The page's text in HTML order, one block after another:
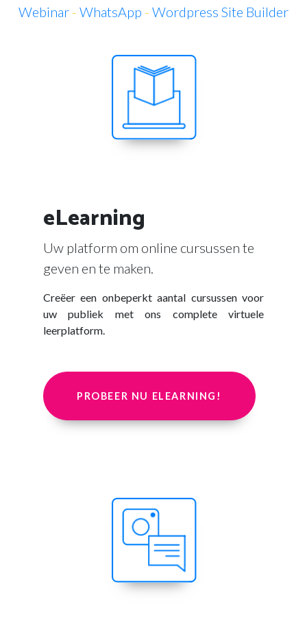
Webinar - WhatsApp - Wordpress Site Builder
eLearning
Uw platform om online cursussen te
geven en te maken.
Creëer een onbeperkt aantal cursussen voor
uw publiek met ons complete virtuele
leerplatform.
PROBEER NU ELEARNING!